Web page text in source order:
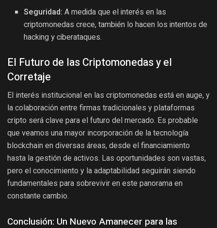
Seguridad: A medida que el interés en las
criptomonedas crece, también lo hacen los intentos de
hacking y ciberataques.
El Futuro de las Criptomonedas y el
Corretaje
El interés institucional en las criptomonedas está en auge, y
la colaboración entre firmas tradicionales y plataformas
cripto será clave para el futuro del mercado. Es probable
que veamos una mayor incorporación de la tecnología
blockchain en diversas áreas, desde el financiamiento
hasta la gestión de activos. Las oportunidades son vastas,
pero el conocimiento y la adaptabilidad seguirán siendo
fundamentales para sobrevivir en este panorama en
constante cambio.
Conclusión: Un Nuevo Amanecer para las